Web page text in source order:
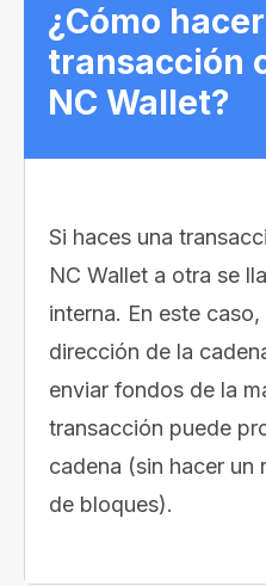
¿Cómo
transacción
NC Wallet?
Si haces una
NC Wallet a otra se
interna. En este
dirección de la
enviar fondos de la
transacción puede
cadena (sin hacer un
de bloques).